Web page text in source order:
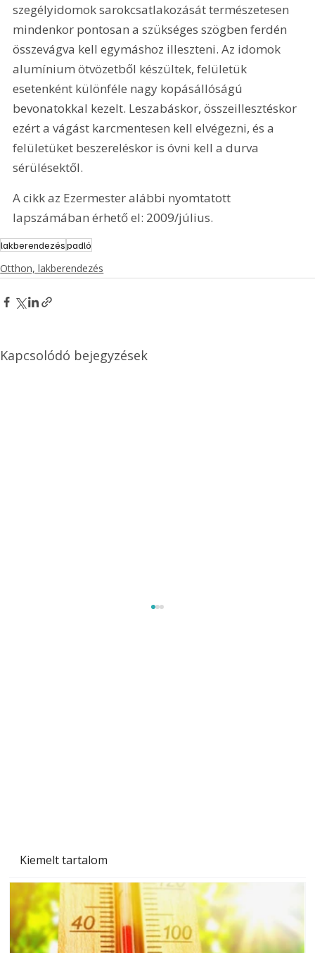
Kiemelt tartalom
szegélyidomok sarokcsatlakozását természetesen
mindenkor pontosan a szükséges szögben ferdén
összevágva kell egymáshoz illeszteni. Az idomok
alumínium ötvözetből készültek, felületük
esetenként különféle nagy kopásállóságú
bevonatokkal kezelt. Leszabáskor, összeillesztéskor
ezért a vágást karcmentesen kell elvégezni, és a
felületüket beszereléskor is óvni kell a durva
sérülésektől.
A cikk az Ezermester alábbi nyomtatott
lapszámában érhető el: 2009/július.
lakberendezéspadló
Otthon, lakberendezés
Kapcsolódó bejegyzések